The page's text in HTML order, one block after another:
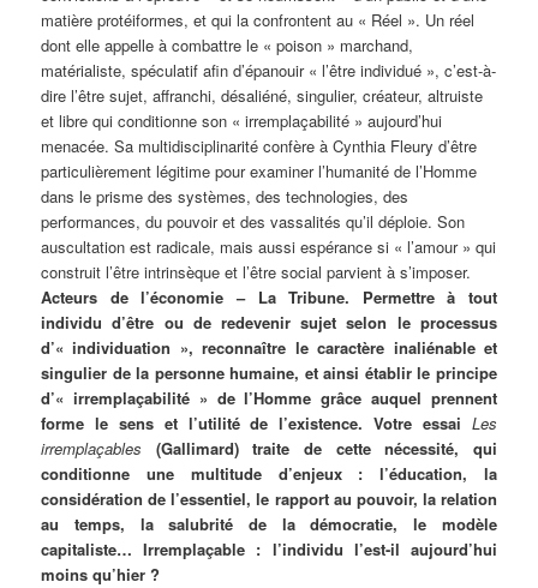
matière protéiformes, et qui la confrontent au « Réel ». Un réel
dont elle appelle à combattre le « poison » marchand,
matérialiste, spéculatif afin d’épanouir « l’être individué », c’est-à-
dire l’être sujet, affranchi, désaliéné, singulier, créateur, altruiste
et libre qui conditionne son « irremplaçabilité » aujourd’hui
menacée. Sa multidisciplinarité confère à Cynthia Fleury d’être
particulièrement légitime pour examiner l’humanité de l’Homme
dans le prisme des systèmes, des technologies, des
performances, du pouvoir et des vassalités qu’il déploie. Son
auscultation est radicale, mais aussi espérance si « l’amour » qui
construit l’être intrinsèque et l’être social parvient à s’imposer.
Acteurs de l’économie – La Tribune. Permettre à tout
individu d’être ou de redevenir sujet selon le processus
d’« individuation », reconnaître le caractère inaliénable et
singulier de la personne humaine, et ainsi établir le principe
d’« irremplaçabilité » de l’Homme grâce auquel prennent
forme le sens et l’utilité de l’existence. Votre essai Les
irremplaçables (Gallimard) traite de cette nécessité, qui
conditionne une multitude d’enjeux : l’éducation, la
considération de l’essentiel, le rapport au pouvoir, la relation
au temps, la salubrité de la démocratie, le modèle
capitaliste… Irremplaçable : l’individu l’est-il aujourd’hui
moins qu’hier ?